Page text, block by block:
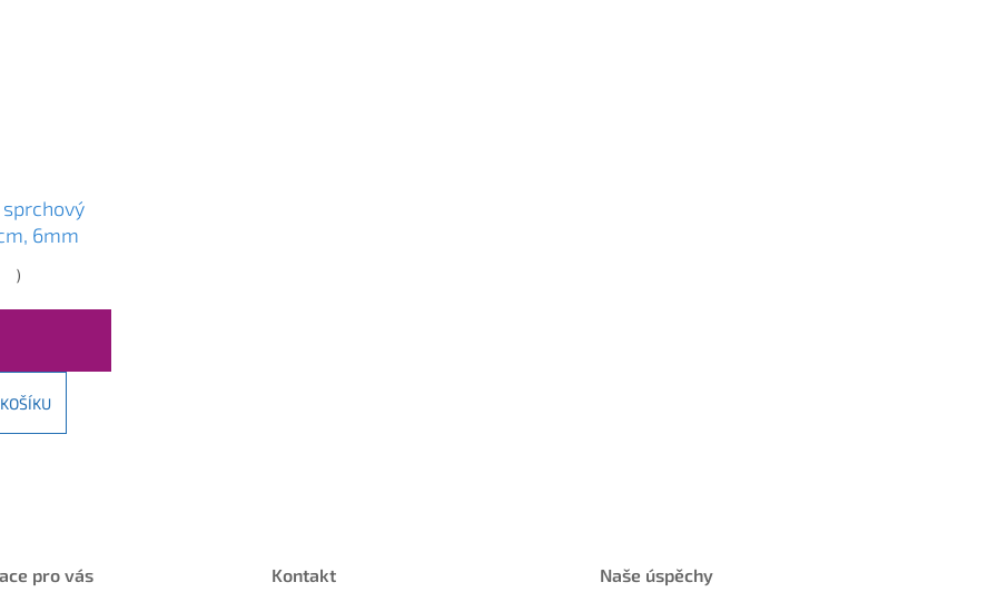
6mm
70-00
)
pro vás Kontakt Naše úspěchy